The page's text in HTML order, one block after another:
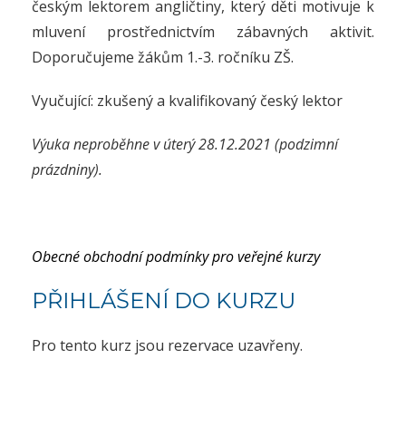
českým lektorem angličtiny, který děti motivuje k
mluvení prostřednictvím zábavných aktivit.
Doporučujeme žákům 1.-3. ročníku ZŠ.
Vyučující: zkušený a kvalifikovaný český lektor
Výuka neproběhne v úterý 28.12.2021 (podzimní
prázdniny).
Obecné obchodní podmínky pro veřejné kurzy
PŘIHLÁŠENÍ DO KURZU
Pro tento kurz jsou rezervace uzavřeny.